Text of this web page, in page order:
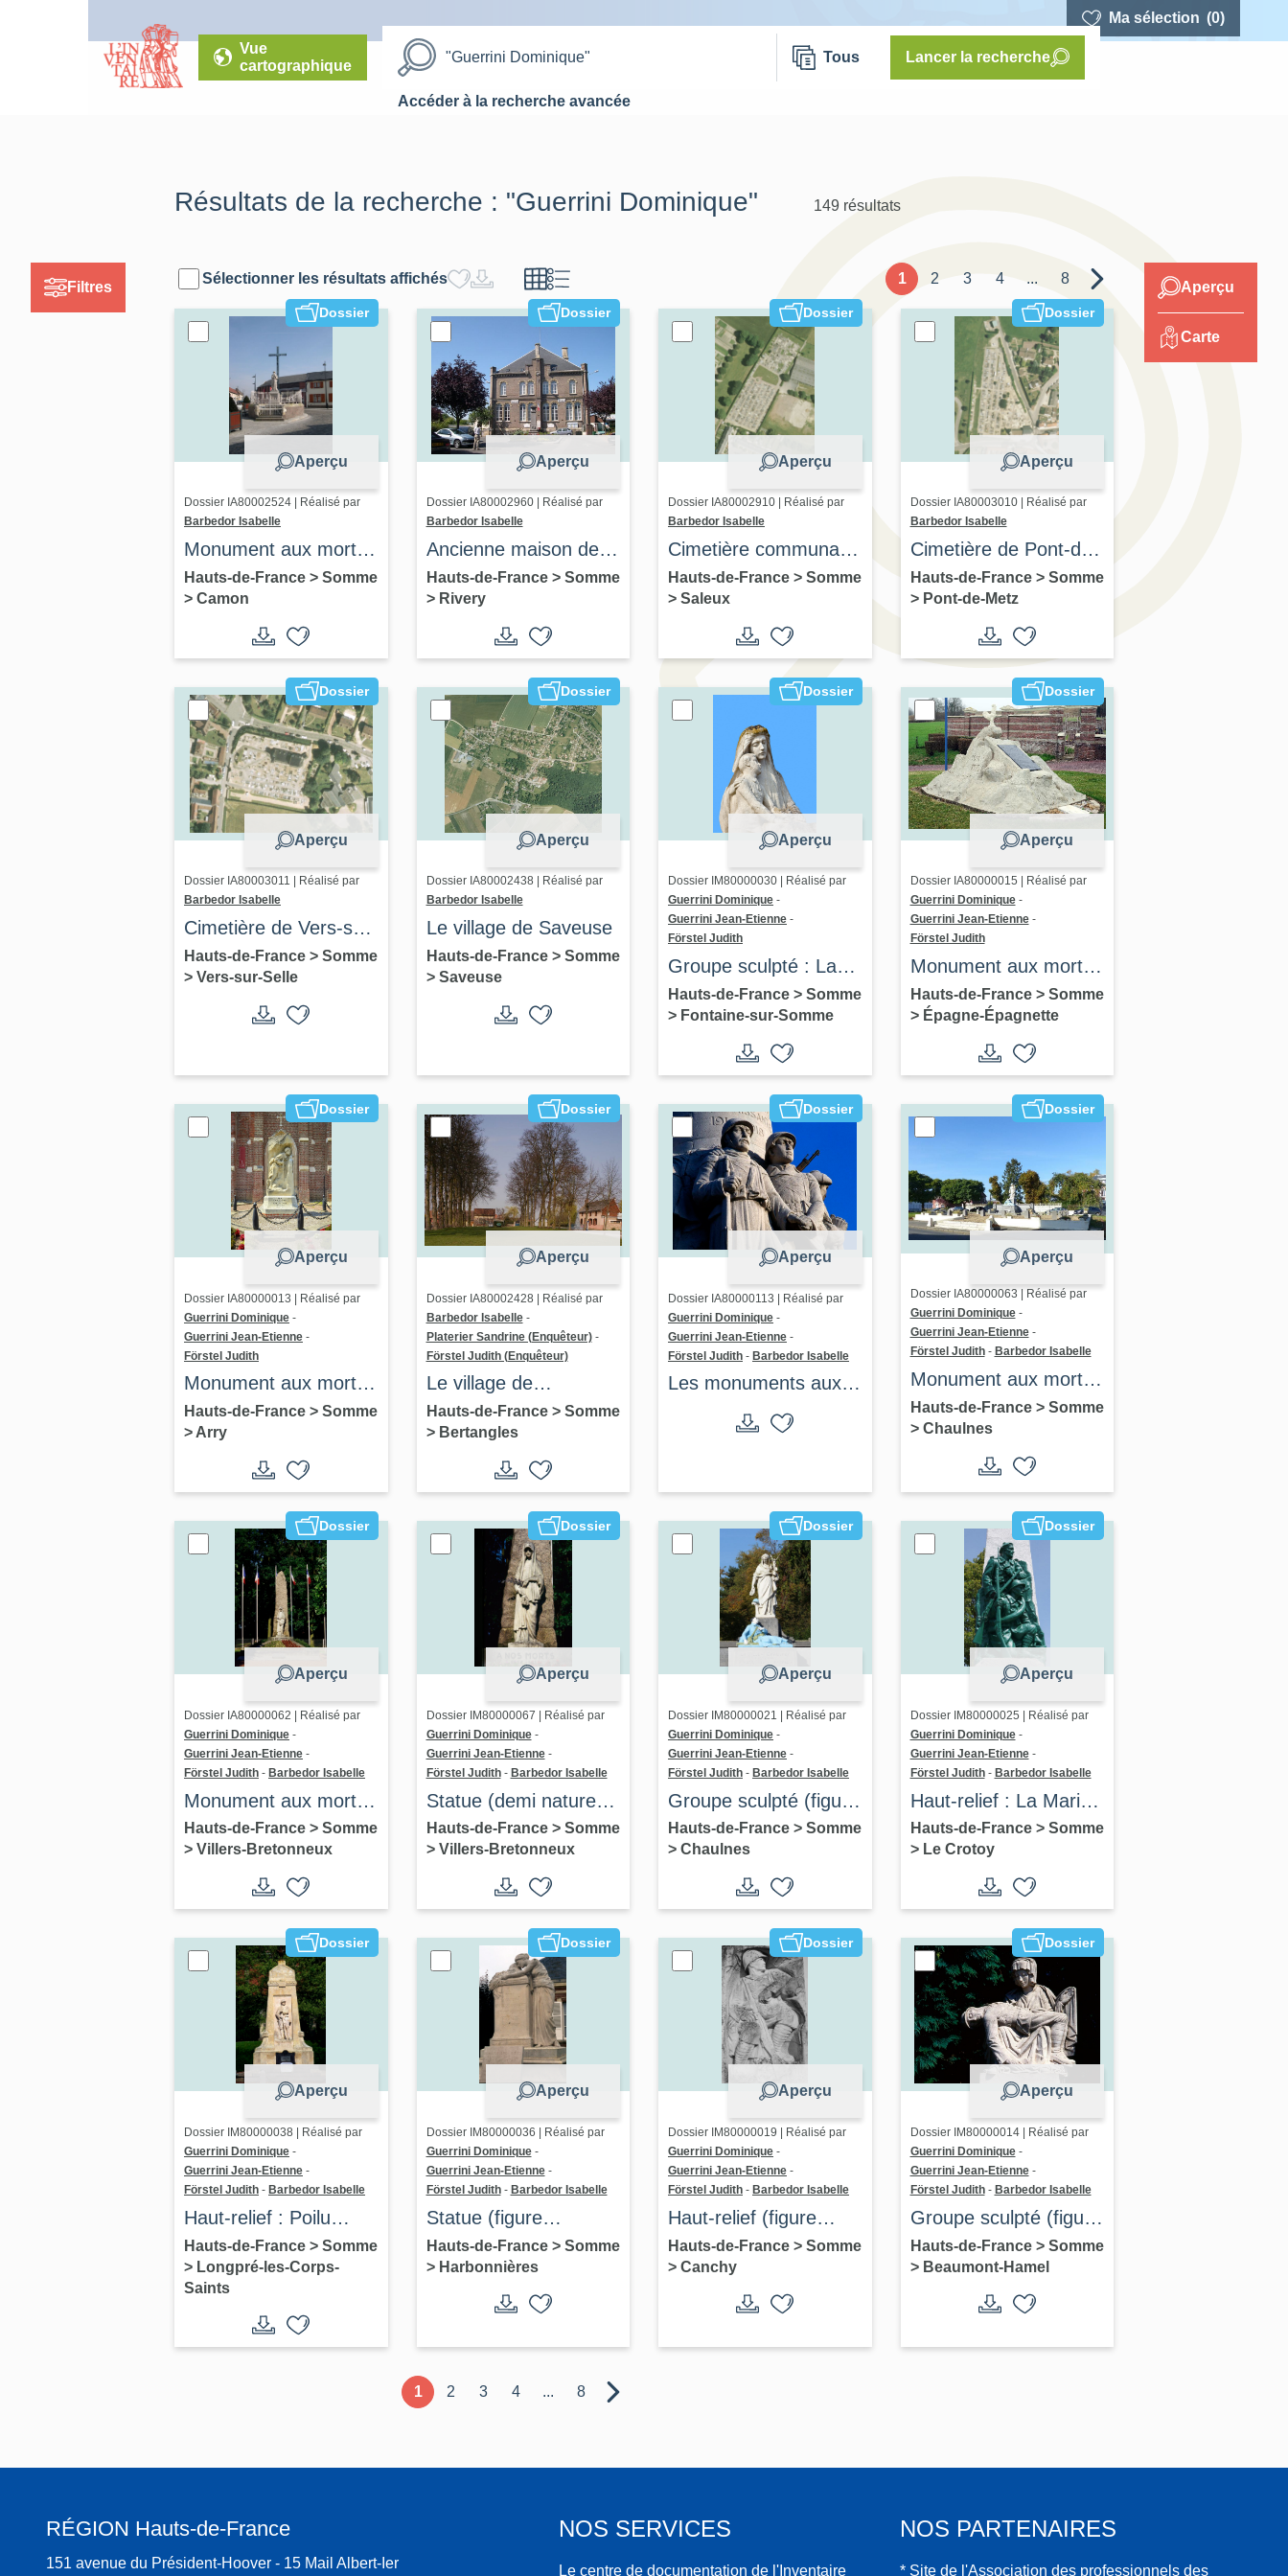
Ma sélection (0)
Vue
cartographique
Tous Lancer la recherche
Accéder à la recherche avancée
Filtres
Résultats de la recherche : "Guerrini Dominique" 149 résultats
Sélectionner les résultats affichés 1 2 3 4 ... 8
Dossier
Aperçu
Dossier IA80002524 | Réalisé par
Barbedor Isabelle
Monument aux morts
de Camon
Hauts-de-France > Somme
> Camon
Dossier
Aperçu
Dossier IA80002960 | Réalisé par
Barbedor Isabelle
Ancienne maison de
campagne du Collège
d'Amiens, actuelle
mairie et école
primaire de Rivery
Hauts-de-France > Somme
> Rivery
Dossier
Aperçu
Dossier IA80002910 | Réalisé par
Barbedor Isabelle
Cimetière communal
de Saleux
Hauts-de-France > Somme
> Saleux
Dossier
Aperçu
Dossier IA80003010 | Réalisé par
Barbedor Isabelle
Cimetière de Pont-de-
Metz
Hauts-de-France > Somme
> Pont-de-Metz
Dossier
Aperçu
Dossier IA80003011 | Réalisé par
Barbedor Isabelle
Cimetière de Vers-sur-
Selles
Hauts-de-France > Somme
> Vers-sur-Selle
Dossier
Aperçu
Dossier IA80002438 | Réalisé par
Barbedor Isabelle
Le village de Saveuse
Hauts-de-France > Somme
> Saveuse
Dossier
Aperçu
Dossier IM80000030 | Réalisé par
Guerrini Dominique -
Guerrini Jean-Etienne -
Förstel Judith
Groupe sculpté : La
Veuve et l'orphelin
Hauts-de-France > Somme
> Fontaine-sur-Somme
Dossier
Aperçu
Dossier IA80000015 | Réalisé par
Guerrini Dominique -
Guerrini Jean-Etienne -
Förstel Judith
Monument aux morts
d'Épagne-Épagnette
Hauts-de-France > Somme
> Épagne-Épagnette
Dossier
Aperçu
Dossier IA80000013 | Réalisé par
Guerrini Dominique -
Guerrini Jean-Etienne -
Förstel Judith
Monument aux morts
d'Arry
Hauts-de-France > Somme
> Arry
Dossier
Aperçu
Dossier IA80002428 | Réalisé par
Barbedor Isabelle -
Platerier Sandrine (Enquêteur) -
Förstel Judith (Enquêteur)
Le village de
Bertangles
Hauts-de-France > Somme
> Bertangles
Dossier
Aperçu
Dossier IA80000113 | Réalisé par
Guerrini Dominique -
Guerrini Jean-Etienne -
Förstel Judith - Barbedor Isabelle
Les monuments aux
morts de la Première
Guerre mondiale dans
présentation
Dossier
Aperçu
Dossier IA80000063 | Réalisé par
Guerrini Dominique -
Guerrini Jean-Etienne -
Förstel Judith - Barbedor Isabelle
Monument aux morts
de Chaulnes
Hauts-de-France > Somme
> Chaulnes
Dossier
Aperçu
Dossier IA80000062 | Réalisé par
Guerrini Dominique -
Guerrini Jean-Etienne -
Förstel Judith - Barbedor Isabelle
Monument aux morts
de Villers-Bretonneux
Hauts-de-France > Somme
> Villers-Bretonneux
Dossier
Aperçu
Dossier IM80000067 | Réalisé par
Guerrini Dominique -
Guerrini Jean-Etienne -
Förstel Judith - Barbedor Isabelle
Statue (demi nature) :
Le Deuil
Hauts-de-France > Somme
> Villers-Bretonneux
Dossier
Aperçu
Dossier IM80000021 | Réalisé par
Guerrini Dominique -
Guerrini Jean-Etienne -
Förstel Judith - Barbedor Isabelle
Groupe sculpté (figure
colossale) : La Victoire
et le soldat mourant
Hauts-de-France > Somme
> Chaulnes
Dossier
Aperçu
Dossier IM80000025 | Réalisé par
Guerrini Dominique -
Guerrini Jean-Etienne -
Förstel Judith - Barbedor Isabelle
Haut-relief : La Marine
et l'Infanterie
Hauts-de-France > Somme
> Le Crotoy
Dossier
Aperçu
Dossier IM80000038 | Réalisé par
Guerrini Dominique -
Guerrini Jean-Etienne -
Förstel Judith - Barbedor Isabelle
Haut-relief : Poilu
appuyé sur son fusil
Hauts-de-France > Somme
> Longpré-les-Corps-
Saints
Dossier
Aperçu
Dossier IM80000036 | Réalisé par
Guerrini Dominique -
Guerrini Jean-Etienne -
Förstel Judith - Barbedor Isabelle
Statue (figure
colossale) : Le Deuil
Hauts-de-France > Somme
> Harbonnières
Dossier
Aperçu
Dossier IM80000019 | Réalisé par
Guerrini Dominique -
Guerrini Jean-Etienne -
Förstel Judith - Barbedor Isabelle
Haut-relief (figure
colossale) : Le
Guetteur
Hauts-de-France > Somme
> Canchy
Dossier
Aperçu
Dossier IM80000014 | Réalisé par
Guerrini Dominique -
Guerrini Jean-Etienne -
Förstel Judith - Barbedor Isabelle
Groupe sculpté (figure
colossale) : Pieta au
poilu
Hauts-de-France > Somme
> Beaumont-Hamel
1 2 3 4 ... 8
Aperçu
Carte
RÉGION Hauts-de-France
151 avenue du Président-Hoover - 15 Mail Albert-Ier
NOS SERVICES
Le centre de documentation de l'Inventaire
NOS PARTENAIRES
* Site de l'Association des professionnels des